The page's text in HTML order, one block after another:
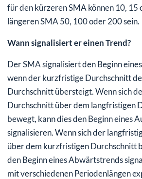
für den kürzeren SMA können 10, 15
längeren SMA 50, 100 oder 200 sein.
Wann signalisiert er einen Trend?
Der SMA signalisiert den Beginn
wenn der kurzfristige Durchschnitt
Durchschnitt übersteigt. Wenn sich
Durchschnitt über dem langfristigen
bewegt, kann dies den Beginn eines
signalisieren. Wenn sich der
über dem kurzfristigen Durchschnitt
den Beginn eines Abwärtstrends
mit verschiedenen Periodenlängen